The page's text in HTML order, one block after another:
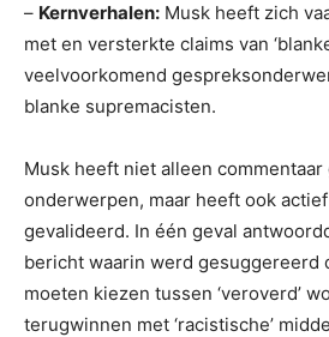
– Kernverhalen: Musk heeft zich
met en versterkte claims van
veelvoorkomend
blanke supremacisten.
Musk heeft niet alleen
onderwerpen, maar heeft ook
gevalideerd. In één geval
bericht waarin werd gesuggereerd
moeten kiezen tussen ‘veroverd’
terugwinnen met ‘racistische’